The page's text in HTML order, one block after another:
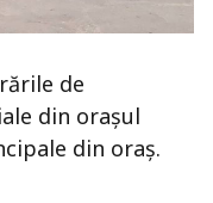
de
din orașul
din oraș.